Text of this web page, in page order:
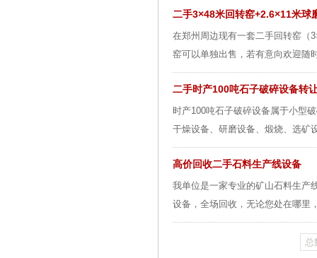
二手3×48米回转窑+2.6×11米球
在郑州周边现有一套二手回转窑（
窑可以单独出售，若有意向欢迎随
二手时产100吨石子破碎设备转
时产100吨石子破碎设备属于小型
干燥设备、研磨设备、煅烧、选矿
高价回收二手石料生产线设备
我单位是一家专业的矿山石料生产
设备，全场回收，无论您处在哪里
总